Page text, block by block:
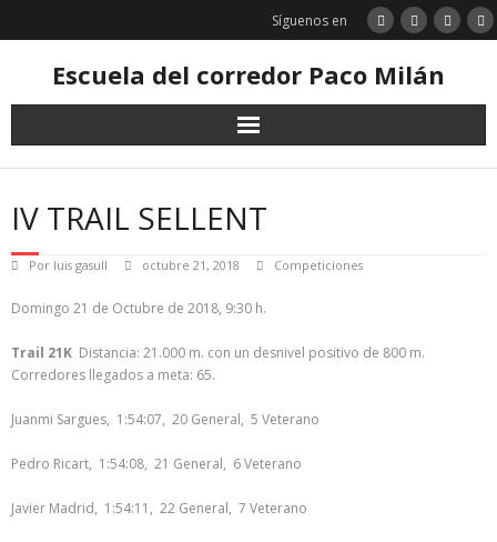
Síguenos en
Escuela del corredor Paco Milán
IV TRAIL SELLENT
Por luis gasull octubre 21, 2018 Competiciones
Domingo 21 de Octubre de 2018, 9:30 h.
Trail 21K Distancia: 21.000 m. con un desnivel positivo de 800 m.
Corredores llegados a meta: 65.
Juanmi Sargues, 1:54:07, 20 General, 5 Veterano
Pedro Ricart, 1:54:08, 21 General, 6 Veterano
Javier Madrid, 1:54:11, 22 General, 7 Veterano